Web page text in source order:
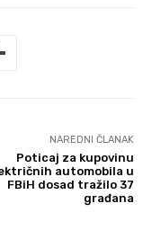
NAREDNI ČLANAK
Poticaj za kupovinu
automobila u
FBiH dosad tražilo 37
građana